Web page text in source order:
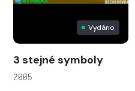
Vydáno
3 stejné symboly
2005